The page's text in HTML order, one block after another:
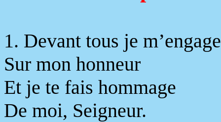
1. Devant tous je m’engage
Sur mon honneur
Et je te fais hommage
De moi, Seigneur.